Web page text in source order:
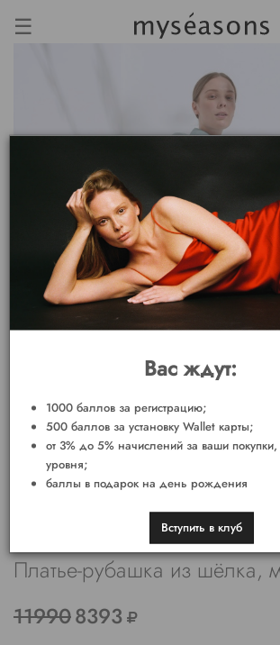
☰
Платье-рубашка из шёлка,
119908393
Вас ждут:
1000 баллов за регистрацию;
500 баллов за установку Wallet карты;
от 3% до 5% начислений за ваши покупки,
уровня;
баллы в подарок на день рождения
Вступить в клуб